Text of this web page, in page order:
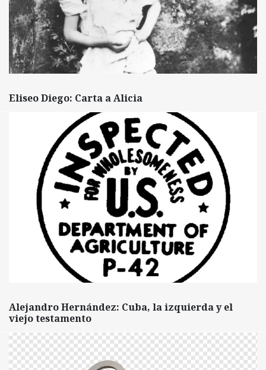
Eliseo Diego: Carta a Alicia
Alejandro Hernández: Cuba, la izquierda y el
viejo testamento